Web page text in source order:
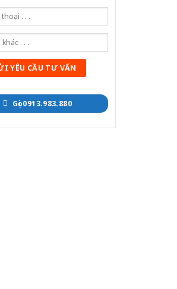
Gọi 0913.983.880